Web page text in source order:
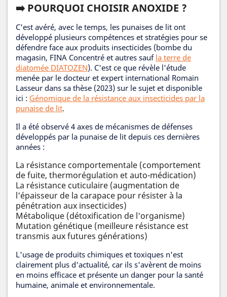
➡️ POURQUOI CHOISIR ANOXIDE ?
C'est avéré, avec le temps, les punaises de lit ont
développé plusieurs compétences et stratégies pour se
défendre face aux produits insecticides (bombe du
magasin, FINA Concentré et autres sauf la terre de
diatomée DIATOZEN). C'est ce que révèle l'étude
menée par le docteur et expert international Romain
Lasseur dans sa thèse (2023) sur le sujet et disponible
ici : Génomique de la résistance aux insecticides par la
punaise de lit.
Il a été observé 4 axes de mécanismes de défenses
développés par la punaise de lit depuis ces dernières
années :
La résistance comportementale (comportement
de fuite, thermorégulation et auto-médication)
La résistance cuticulaire (augmentation de
l'épaisseur de la carapace pour résister à la
pénétration aux insecticides)
Métabolique (détoxification de l'organisme)
Mutation génétique (meilleure résistance est
transmis aux futures générations)
L'usage de produits chimiques et toxiques n'est
clairement plus d'actualité, car ils s'avèrent de moins
en moins efficace et présente un danger pour la santé
humaine, animale et environnementale.